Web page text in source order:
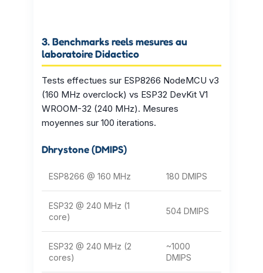
3. Benchmarks reels mesures au
laboratoire Didactico
Tests effectues sur ESP8266 NodeMCU v3
(160 MHz overclock) vs ESP32 DevKit V1
WROOM-32 (240 MHz). Mesures
moyennes sur 100 iterations.
Dhrystone (DMIPS)
ESP8266 @ 160 MHz 180 DMIPS
ESP32 @ 240 MHz (1
core)
504 DMIPS
ESP32 @ 240 MHz (2
cores)
~1000
DMIPS